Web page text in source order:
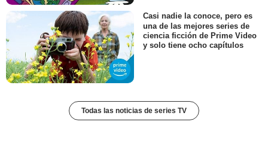
Casi nadie la conoce, pero es
una de las mejores series de
ciencia ficción de Prime Video
y solo tiene ocho capítulos
Todas las noticias de series TV